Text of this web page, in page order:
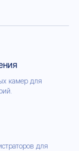
камер для
для